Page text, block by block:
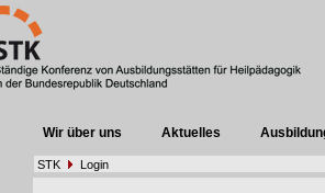
Wir über uns Aktuelles
STK Login